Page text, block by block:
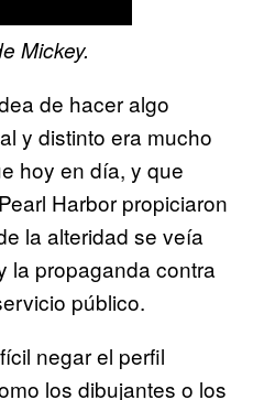
Mickey.
de hacer algo
y distinto era mucho
hoy en día, y que
Harbor propiciaron
la alteridad se veía
la propaganda contra
público.
negar el perfil
los dibujantes o los